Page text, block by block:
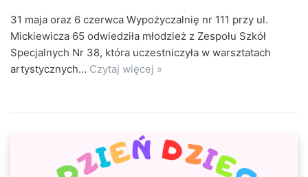
31 maja oraz 6 czerwca Wypożyczalnię nr 111 przy ul.
Mickiewicza 65 odwiedziła młodzież z Zespołu Szkół
Specjalnych Nr 38, która uczestniczyła w warsztatach
artystycznych… Czytaj więcej »